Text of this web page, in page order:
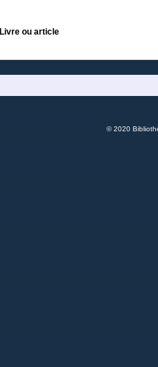
Livre ou article
© 2020